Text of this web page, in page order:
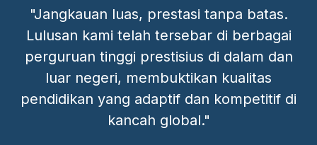
"Jangkauan luas, prestasi tanpa batas.
Lulusan kami telah tersebar di berbagai
perguruan tinggi prestisius di dalam dan
luar negeri, membuktikan kualitas
pendidikan yang adaptif dan kompetitif di
kancah global."